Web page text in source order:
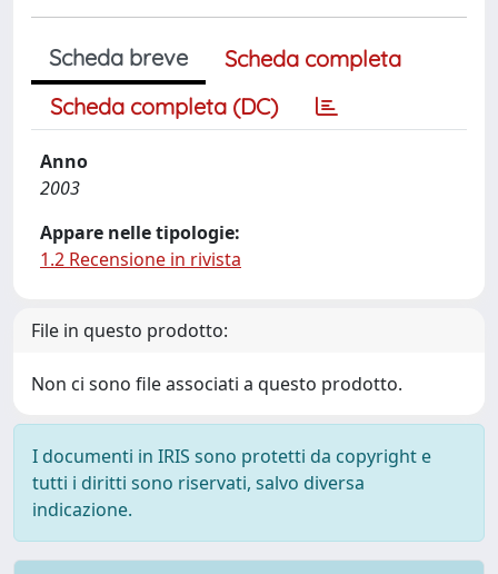
Scheda breve
Scheda completa
Scheda completa (DC)
Anno
2003
Appare nelle tipologie:
1.2 Recensione in rivista
File in questo prodotto:
Non ci sono file associati a questo prodotto.
I documenti in IRIS sono protetti da copyright e
tutti i diritti sono riservati, salvo diversa
indicazione.